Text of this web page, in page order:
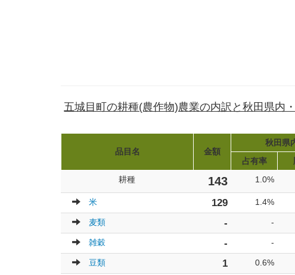
五城目町の耕種(農作物)農業の内訳と秋田県内
品目名 金額
秋田県
占有率
耕種
143 1.0%
米 129 1.4%
麦類 - -
雑穀 - -
豆類 1 0.6%